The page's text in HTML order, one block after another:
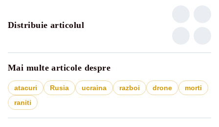
Distribuie articolul
Mai multe articole despre
atacuri Rusia ucraina razboi drone
morti
raniti